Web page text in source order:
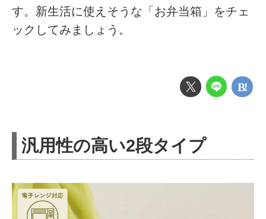
す。新生活に使えそうな「お弁当箱」をチェ
ックしてみましょう。
汎用性の高い2段タイプ